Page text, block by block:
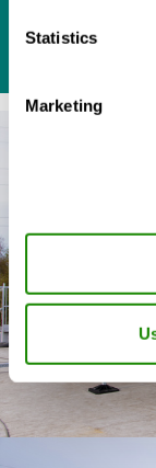
Statistics
Marketing